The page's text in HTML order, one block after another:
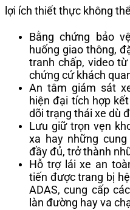
lợi ích thiết thực không
Bằng chứng bảo
huống giao thông,
tranh chấp, video
chứng cứ khách
An tâm giám sát
hiện đại tích hợp
dõi trạng thái xe dù
Lưu giữ trọn vẹn
xa hay những
đầy đủ, trở thành
Hỗ trợ lái xe an
tiến được trang bị
ADAS, cung cấp
làn đường hay va